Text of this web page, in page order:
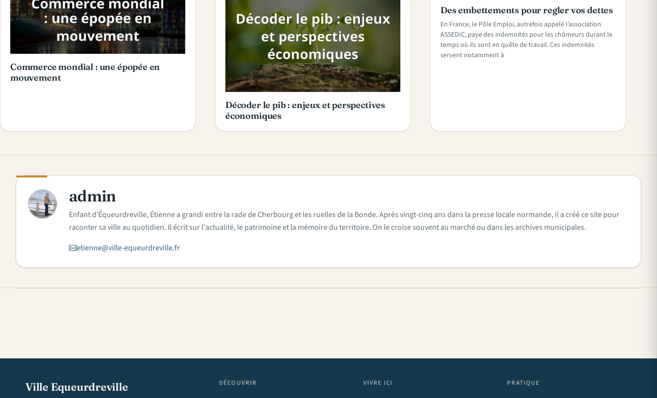
Commerce mondial : une épopée en
mouvement
Décoder le pib : enjeux et perspectives
économiques
Des embettements pour regler vos dettes
En France, le Pôle Emploi, autrefois appelé l’association
ASSEDIC, paye des indemnités pour les chômeurs durant le
temps où ils sont en quête de travail. Ces indemnités
servent notamment à
A admin
Enfant d'Équeurdreville, Étienne a grandi entre la rade de Cherbourg et les ruelles de la Bonde. Après vingt-cinq ans dans la presse locale normande, il a créé ce site pour
raconter sa ville au quotidien. Il écrit sur l'actualité, le patrimoine et la mémoire du territoire. On le croise souvent au marché ou dans les archives municipales.
etienne@ville-equeurdreville.fr
Ville Equeurdreville DÉCOUVRIR VIVRE ICI PRATIQUE